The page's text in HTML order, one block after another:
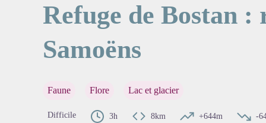
Refuge de Bostan :
Samoëns
Faune Flore Lac et glacier
Difficile 3h 8km +644m -